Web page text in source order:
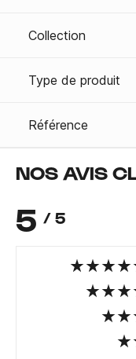
Collection
Type de produit
Référence
NOS AVIS
5 / 5